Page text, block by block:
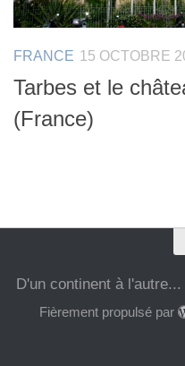
FRANCE 15 OCTOBRE
Tarbes et le
(France)
D'un continent à
Fièrement propulsé par